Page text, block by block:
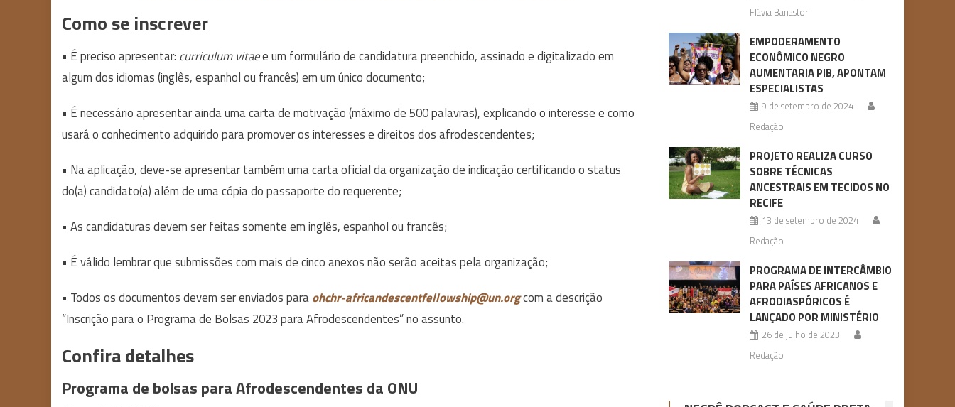
Como se inscrever
• É preciso apresentar: curriculum vitaee um formulário de candidatura preenchido, assinado e digitalizado em
algum dos idiomas (inglês, espanhol ou francês) em um único documento;
• É necessário apresentar ainda uma carta de motivação (máximo de 500 palavras), explicando o interesse e como
usará o conhecimento adquirido para promover os interesses e direitos dos afrodescendentes;
• Na aplicação, deve-se apresentar também uma carta oficial da organização de indicação certificando o status
do(a) candidato(a) além de uma cópia do passaporte do requerente;
• As candidaturas devem ser feitas somente em inglês, espanhol ou francês;
• É válido lembrar que submissões com mais de cinco anexos não serão aceitas pela organização;
• Todos os documentos devem ser enviados paraohchr-africandescentfellowship@un.orgcom a descrição
“Inscrição para o Programa de Bolsas 2023 para Afrodescendentes” no assunto.
Confira detalhes
Programa de bolsas para Afrodescendentes da ONU
Flávia Banastor
EMPODERAMENTO
ECONÔMICO NEGRO
AUMENTARIA PIB, APONTAM
ESPECIALISTAS
9 de setembro de 2024
Redação
PROJETO REALIZA CURSO
SOBRE TÉCNICAS
ANCESTRAIS EM TECIDOS NO
RECIFE
13 de setembro de 2024
Redação
PROGRAMA DE INTERCÂMBIO
PARA PAÍSES AFRICANOS E
AFRODIASPÓRICOS É
LANÇADO POR MINISTÉRIO
26 de julho de 2023
Redação